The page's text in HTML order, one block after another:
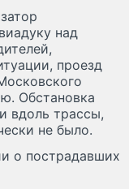
над
проезд
Обстановка
вдоль трассы,
не было.
о пострадавших